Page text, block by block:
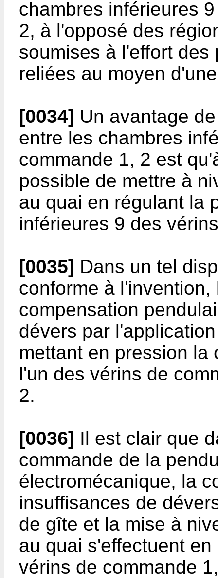
chambres inférieures
2, à l'opposé des
soumises à l'effort
reliées au moyen
[0034] Un avantage
entre les chambres
commande 1, 2 est
possible de mettre à
au quai en régulant la
inférieures 9 des
[0035] Dans un tel
conforme à
compensation
dévers par
mettant en pression la
l'un des vérins de
2.
[0036] Il est clair que
commande de la
électromécanique, la
insuffisances de
de gîte et la mise à
au quai s'effectuent
vérins de commande